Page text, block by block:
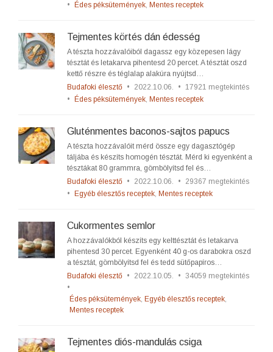
•
Édes péksütemények, Mentes receptek
Tejmentes körtés dán édesség
A tészta hozzávalóiból dagassz egy közepesen lágy
tésztát és letakarva pihentesd 20 percet. A tésztát oszd
kettő részre és téglalap alakúra nyújtsd…
Budafoki élesztő • 2022.10.06. • 17921 megtekintés
•
Édes péksütemények, Mentes receptek
Gluténmentes baconos-sajtos papucs
A tészta hozzávalóit mérd össze egy dagasztógép
táljába és készíts homogén tésztát. Mérd ki egyenként a
tésztákat 80 grammra, gömbölyítsd fel és…
Budafoki élesztő • 2022.10.06. •
29367 megtekintés
•
Egyéb élesztős receptek, Mentes receptek
Cukormentes semlor
A hozzávalókból készíts egy kelttésztát és letakarva
pihentesd 30 percet. Egyenként 40 g-os darabokra oszd
a tésztát, gömbölyítsd fel és tedd sütőpapíros…
Budafoki élesztő • 2022.10.05. • 34059 megtekintés
•
Édes péksütemények, Egyéb élesztős receptek,
Mentes receptek
Tejmentes diós-mandulás csiga